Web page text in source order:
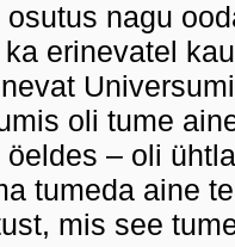
nagu
erinevatel
oli tume
– oli
tumeda aine
mis see